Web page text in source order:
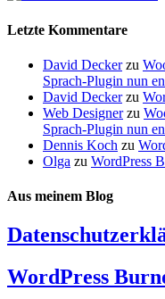
Letzte Kommentare
David Deckerzu
Sprach-Plugin nun
David Deckerzu
Web Designerzu
Sprach-Plugin nun
Dennis Koch zu
Olga zu WordPress
Aus meinem Blog
WordPress